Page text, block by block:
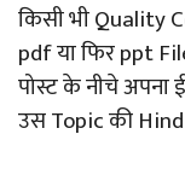
किसी भी Quality
pdf या फिर ppt
पोस्ट के नीचे
उस Topic की Hindi